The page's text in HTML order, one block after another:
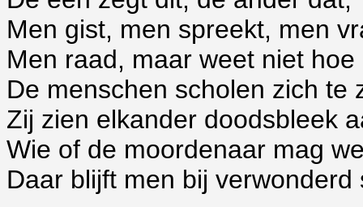
Men gist, men spreekt, men
Men raad, maar weet niet hoe
De menschen scholen zich te
Zij zien elkander doodsbleek
Wie of de moordenaar mag
Daar blijft men bij verwonderd